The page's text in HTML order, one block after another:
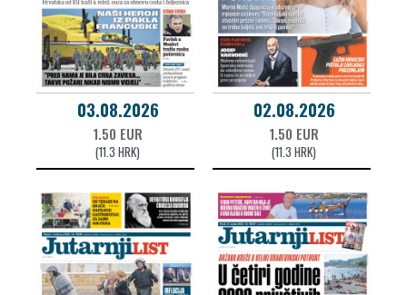
03.08.2026
1.50 EUR
(11.3 HRK)
02.08.2026
1.50 EUR
(11.3 HRK)